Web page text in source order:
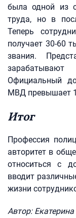
была одной из
труда, но в
Теперь
получает 30-60
звания.
Официальный
МВД превышает
Итог
Профессия
авторитет в
относиться с
вводит
жизни
Автор: